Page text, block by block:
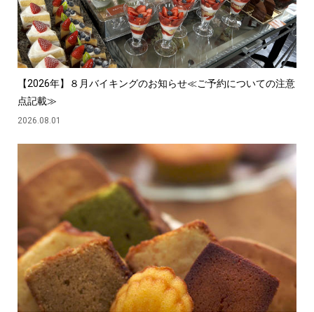
【2026年】８月バイキングのお知らせ≪ご予約についての注意
点記載≫
2026.08.01